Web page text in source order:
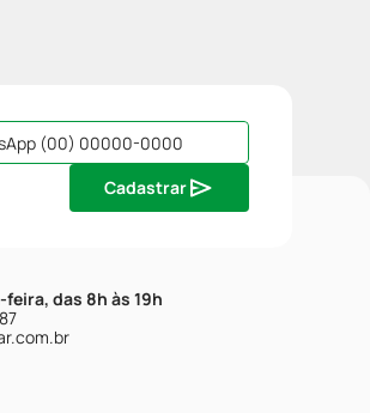
Cadastrar
feira, das 8h às 19h